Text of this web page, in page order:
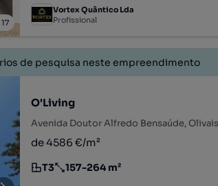
17
Vortex Quântico Lda
Profissional
de pesquisa neste empreendimento
O'Living
Avenida Doutor Alfredo Bensaúde,
de 4586 €/m²
Tipologia
T3
Preço por metro quadrado
157-264 m²